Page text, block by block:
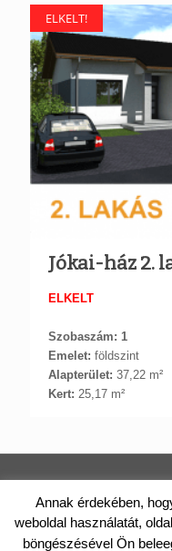
ELKELT!
Jókai-ház 2.
ELKELT
Szobaszám: 1
Emelet: földszint
Alapterület: 37,22 m²
Kert: 25,17 m²
2461 Tárnok, Rákóczi
mail:
Annak érdekében,
weboldal használatát,
böngészésével Ön